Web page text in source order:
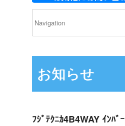
お知らせ
ﾌｼﾞﾃｸﾆｶ4B4WAY ｲﾝﾊ